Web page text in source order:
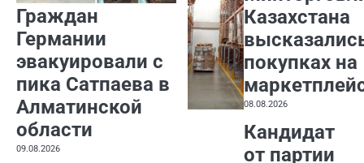
Граждан
Германии
эвакуировали с
пика Сатпаева в
Алматинской
области
09.08.2026
Казахстана
покупках на
08.08.2026
Кандидат
от партии